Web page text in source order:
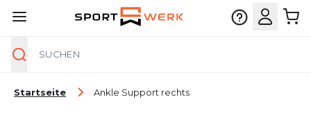
Startseite Ankle Support rechts